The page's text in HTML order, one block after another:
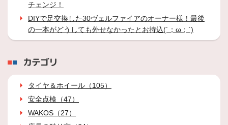
チェンジ！
DIYで足交換した30ヴェルファイアのオーナー様！最後
の一本がどうしても外せなかったとお持込(´；ω；`)
カテゴリ
タイヤ＆ホイール（105）
安全点検（47）
WAKOS（27）